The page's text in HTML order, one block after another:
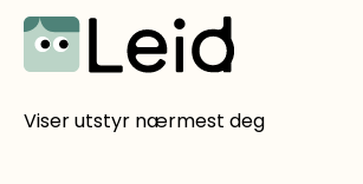
Viser utstyr nærmest deg